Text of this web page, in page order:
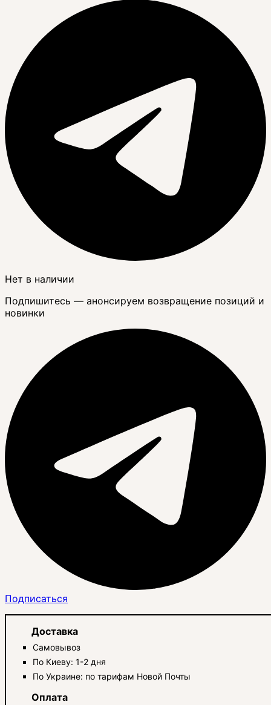
Нет в наличии
Подпишитесь — анонсируем возвращение позиций и
новинки
Подписаться
Доставка
Самовывоз
По Киеву: 1-2 дня
По Украине: по тарифам Новой Почты
Оплата